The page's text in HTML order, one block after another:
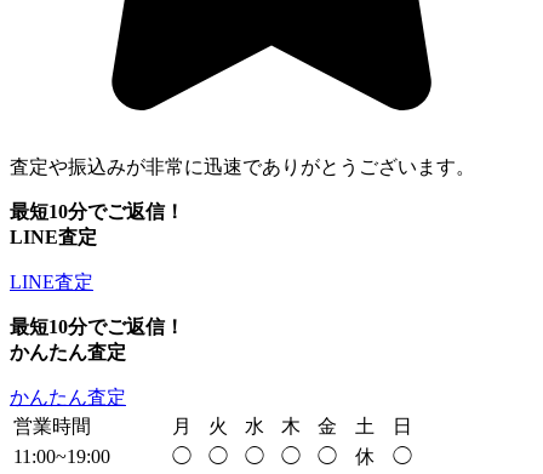
査定や振込みが非常に迅速でありがとうございます。
最短10分でご返信！
LINE査定
LINE査定
最短10分でご返信！
かんたん査定
かんたん査定
営業時間
月 火 水 木 金 土
日
11:00~19:00
◯ ◯ ◯ ◯ ◯ 休
◯